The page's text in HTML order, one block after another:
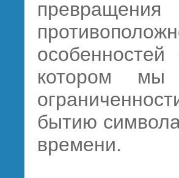
котором мы
бытию
времени.